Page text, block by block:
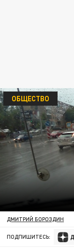
ОБЩЕСТВО
ДМИТРИЙ БОРОЗДИН
ПОДПИШИТЕСЬ: